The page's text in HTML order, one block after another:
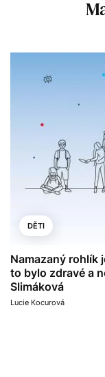
DĚTI
Namazaný rohlík
to bylo zdravé a
Slimáková
Lucie Kocurová